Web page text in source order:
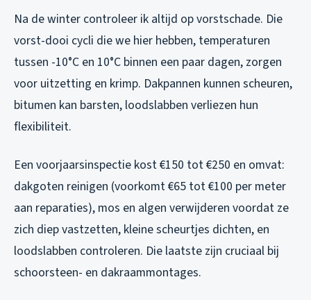
Na de winter controleer ik altijd op vorstschade. Die
vorst-dooi cycli die we hier hebben, temperaturen
tussen -10°C en 10°C binnen een paar dagen, zorgen
voor uitzetting en krimp. Dakpannen kunnen scheuren,
bitumen kan barsten, loodslabben verliezen hun
flexibiliteit.
Een voorjaarsinspectie kost €150 tot €250 en omvat:
dakgoten reinigen (voorkomt €65 tot €100 per meter
aan reparaties), mos en algen verwijderen voordat ze
zich diep vastzetten, kleine scheurtjes dichten, en
loodslabben controleren. Die laatste zijn cruciaal bij
schoorsteen- en dakraammontages.